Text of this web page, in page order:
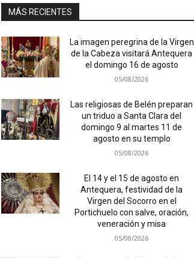
MÁS RECIENTES
La imagen peregrina de la Virgen
de la Cabeza visitará Antequera
el domingo 16 de agosto
05/08/2026
Las religiosas de Belén preparan
un triduo a Santa Clara del
domingo 9 al martes 11 de
agosto en su templo
05/08/2026
El 14 y el 15 de agosto en
Antequera, festividad de la
Virgen del Socorro en el
Portichuelo con salve, oración,
veneración y misa
05/08/2026